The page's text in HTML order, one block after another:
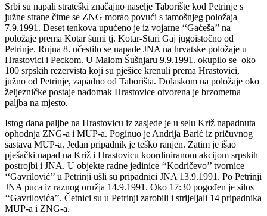
Srbi su napali strateški značajno naselje Taborište kod Petrinje s
južne strane čime se ZNG morao povući s tamošnjeg položaja
7.9.1991. Deset tenkova upućeno je iz vojarne ‘‘Gaćeša’’ na
položaje prema Kotar šumi tj. Kotar-Stari Gaj jugoistočno od
Petrinje. Rujna 8. učestilo se napade JNA na hrvatske položaje u
Hrastovici i Peckom. U Malom Šušnjaru 9.9.1991. okupilo se oko
100 srpskih rezervista koji su pješice krenuli prema Hrastovici,
južno od Petrinje, zapadno od Taborišta. Dolaskom na položaje oko
željezničke postaje nadomak Hrastovice otvorena je brzometna
paljba na mjesto.
Istog dana paljbe na Hrastovicu iz zasjede je u selu Križ napadnuta
ophodnja ZNG-a i MUP-a. Poginuo je Andrija Barić iz pričuvnog
sastava MUP-a. Jedan pripadnik je teško ranjen. Zatim je išao
pješački napad na Križ i Hrastovicu koordiniranom akcijom srpskih
postrojbi i JNA. U objekte radne jedinice ‘‘Kodričevo’’ tvornice
‘‘Gavrilović’’ u Petrinji ušli su pripadnici JNA 13.9.1991. Po Petrinji
JNA puca iz raznog oružja 14.9.1991. Oko 17:30 pogođen je silos
‘‘Gavrilovića’’. Četnici su u Petrinji zarobili i strijeljali 14 pripadnika
MUP-a i ZNG-a.